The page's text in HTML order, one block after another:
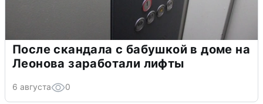
После скандала с бабушкой в доме на
Леонова заработали лифты
6 августа 0